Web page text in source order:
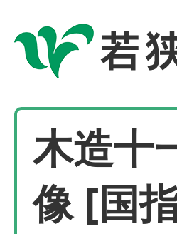
木造十
像 [国